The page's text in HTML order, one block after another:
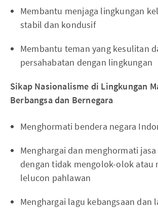
Membantu menjaga lingkungan
stabil dan kondusif
Membantu teman yang kesulitan
persahabatan dengan lingkungan
Sikap Nasionalisme di Lingkungan
Berbangsa dan Bernegara
Menghormati bendera negara
Menghargai dan menghormati
dengan tidak mengolok-olok atau
lelucon pahlawan
Menghargai lagu kebangsaan dan